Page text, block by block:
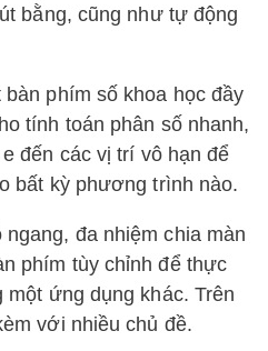
bằng, cũng như tự động
phím số khoa học đầy
tính toán phân số nhanh,
đến các vị trí vô hạn để
bất kỳ phương trình nào.
đa nhiệm chia màn
phím tùy chỉnh để thực
một ứng dụng khác. Trên
với nhiều chủ đề.